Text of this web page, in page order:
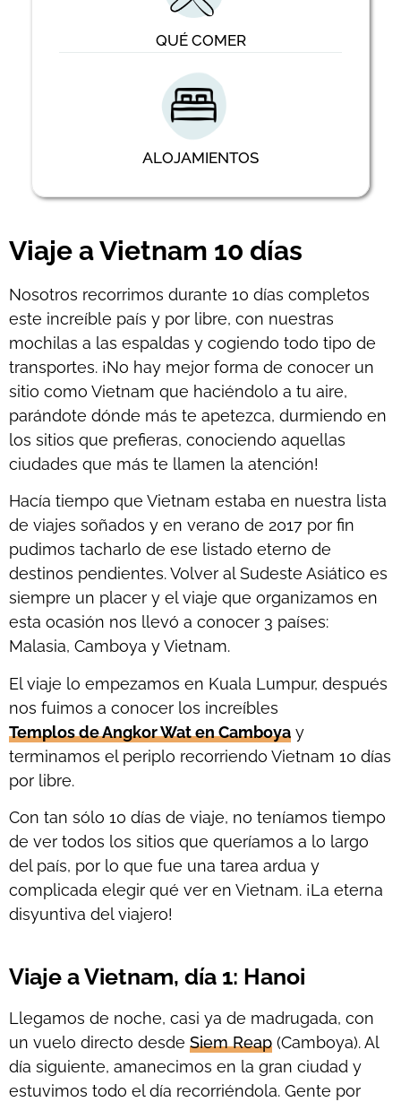
QUÉ COMER
ALOJAMIENTOS
Viaje a Vietnam 10 días
Nosotros recorrimos durante 10 días completos
este increíble país y por libre, con nuestras
mochilas a las espaldas y cogiendo todo tipo de
transportes. ¡No hay mejor forma de conocer un
sitio como Vietnam que haciéndolo a tu aire,
parándote dónde más te apetezca, durmiendo en
los sitios que prefieras, conociendo aquellas
ciudades que más te llamen la atención!
Hacía tiempo que Vietnam estaba en nuestra lista
de viajes soñados y en verano de 2017 por fin
pudimos tacharlo de ese listado eterno de
destinos pendientes. Volver al Sudeste Asiático es
siempre un placer y el viaje que organizamos en
esta ocasión nos llevó a conocer 3 países:
Malasia, Camboya y Vietnam.
El viaje lo empezamos en Kuala Lumpur, después
nos fuimos a conocer los increíbles
Templos de Angkor Wat en Camboya y
terminamos el periplo recorriendo Vietnam 10 días
por libre.
Con tan sólo 10 días de viaje, no teníamos tiempo
de ver todos los sitios que queríamos a lo largo
del país, por lo que fue una tarea ardua y
complicada elegir qué ver en Vietnam. ¡La eterna
disyuntiva del viajero!
Viaje a Vietnam, día 1: Hanoi
Llegamos de noche, casi ya de madrugada, con
un vuelo directo desde Siem Reap (Camboya). Al
día siguiente, amanecimos en la gran ciudad y
estuvimos todo el día recorriéndola. Gente por